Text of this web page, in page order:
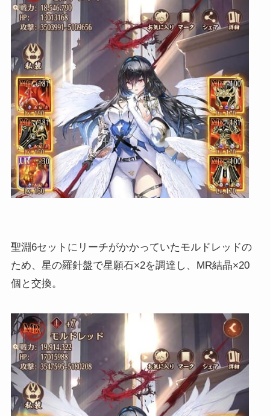
聖淵6セットにリーチがかかっていたモルドレッドの
ため、星の羅針盤で星願石×2を調達し、MR結晶×20
個と交換。